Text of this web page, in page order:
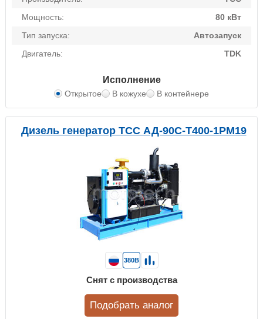
Мощность:
80 кВт
Тип запуска:
Автозапуск
Двигатель:
TDK
Исполнение
Открытое В кожухе В контейнере
Дизель генератор ТСС АД-90С-Т400-1РМ19
380В
Снят с производства
Подобрать аналог